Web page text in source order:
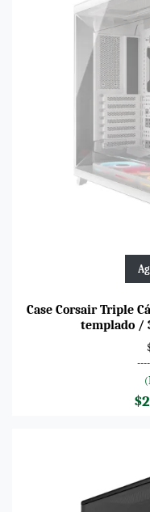
Case Corsair Triple
templado /